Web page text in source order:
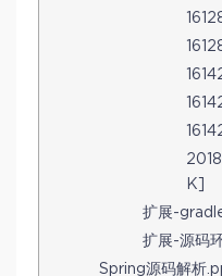
K]
扩展-
扩展-源码
Spring源码解析